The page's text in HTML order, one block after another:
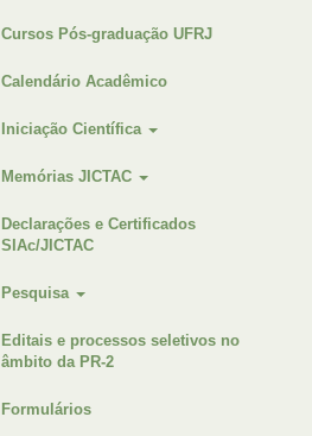
Cursos Pós-graduação UFRJ
Calendário Acadêmico
Iniciação Científica
Memórias JICTAC
Declarações e Certificados
SIAc/JICTAC
Pesquisa
Editais e processos seletivos no
âmbito da PR-2
Formulários